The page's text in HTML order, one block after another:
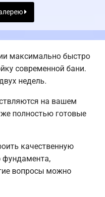
максимально быстро
современной бани.
недель.
на вашем
полностью готовые
качественную
фундамента,
вопросы можно